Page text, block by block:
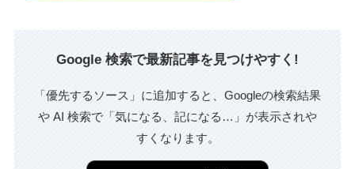
Google 検索で最新記事を見つけやすく!
「優先するソース」に追加すると、Googleの検索結果
や AI 検索で「気になる、記になる…」が表示されや
すくなります。